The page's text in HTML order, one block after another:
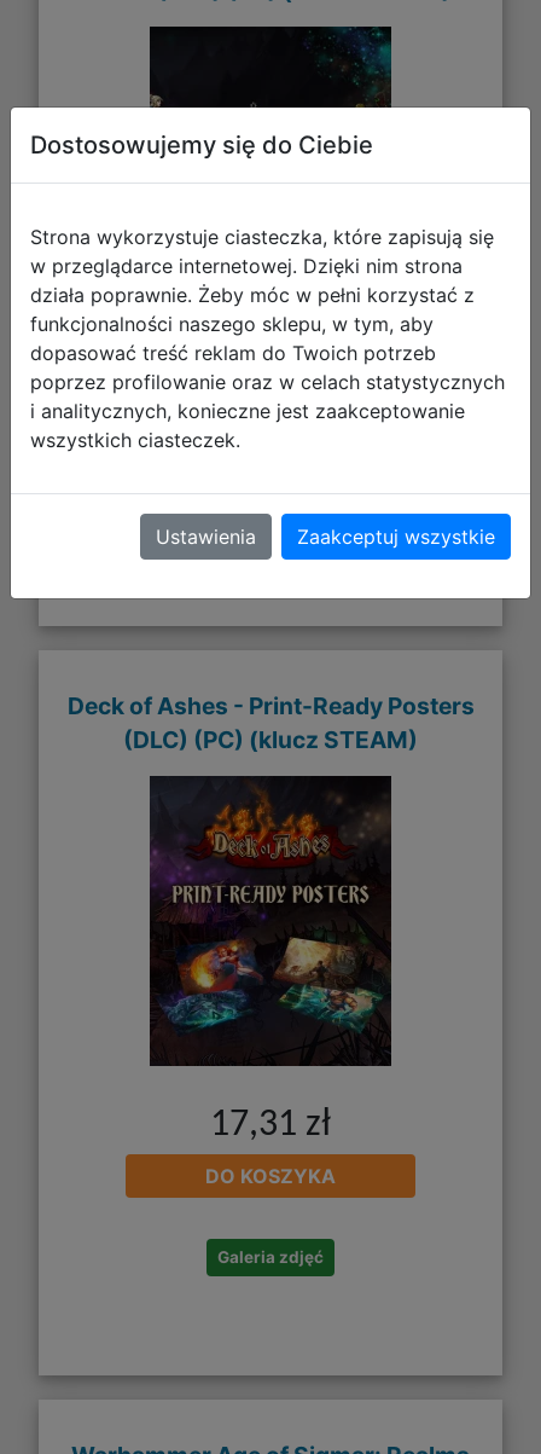
26,89 zł
Galeria zdjęć
Deck of Ashes - Print-Ready Posters
(DLC) (PC) (klucz STEAM)
17,31 zł
DO KOSZYKA
Galeria zdjęć
Dostosowujemy się do Ciebie
Strona wykorzystuje ciasteczka, które zapisują się
w przeglądarce internetowej. Dzięki nim strona
działa poprawnie. Żeby móc w pełni korzystać z
funkcjonalności naszego sklepu, w tym, aby
dopasować treść reklam do Twoich potrzeb
poprzez profilowanie oraz w celach statystycznych
i analitycznych, konieczne jest zaakceptowanie
wszystkich ciasteczek.
Ustawienia Zaakceptuj wszystkie